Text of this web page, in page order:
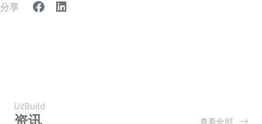
分享
UzBuild
查看全部